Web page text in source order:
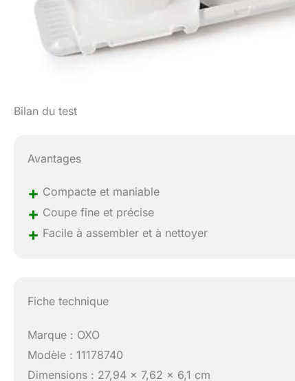
Bilan du test
Avantages
+ Compacte et maniable
+ Coupe fine et précise
+ Facile à assembler et à nettoyer
Fiche technique
Marque : OXO
Modèle : 11178740
Dimensions : 27,94 x 7,62 x 6,1 cm